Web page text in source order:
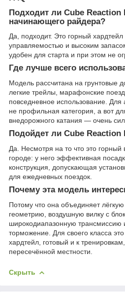
Подходит ли Cube Reaction
начинающего райдера?
Да, подходит. Это горный хардтейл
управляемостью и высоким
удобен для старта и при этом не
Где лучше всего
Модель рассчитана на грунтовые
легкие трейлы, марафонские
повседневное использование. Для
не профильная категория, а вот
внедорожного катания — очень
Подойдет ли Cube Reaction
Да. Несмотря на то что это
городе: у него эффективная
конструкция, допускающая
для ежедневных поездок.
Почему эта модель
Потому что она объединяет
геометрию, воздушную вилку с
широкодиапазонную трансмиссию
торможение. Для своего класса
хардтейл, готовый и к
пересечённой местности.
Скрыть